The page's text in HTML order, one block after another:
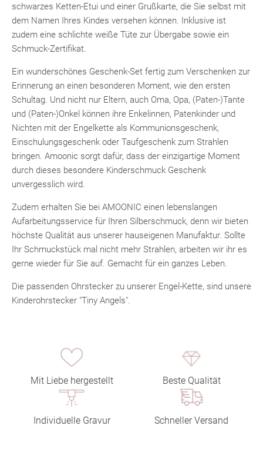
schwarzes Ketten-Etui und einer Grußkarte, die Sie selbst mit
dem Namen Ihres Kindes versehen können. Inklusive ist
zudem eine schlichte weiße Tüte zur Übergabe sowie ein
Schmuck-Zertifikat.
Ein wunderschönes Geschenk-Set fertig zum Verschenken zur
Erinnerung an einen besonderen Moment, wie den ersten
Schultag. Und nicht nur Eltern, auch Oma, Opa, (Paten-)Tante
und (Paten-)Onkel können ihre Enkelinnen, Patenkinder und
Nichten mit der Engelkette als Kommunionsgeschenk,
Einschulungsgeschenk oder Taufgeschenk zum Strahlen
bringen. Amoonic sorgt dafür, dass der einzigartige Moment
durch dieses besondere Kinderschmuck Geschenk
unvergesslich wird.
Zudem erhalten Sie bei AMOONIC einen lebenslangen
Aufarbeitungsservice für Ihren Silberschmuck, denn wir bieten
höchste Qualität aus unserer hauseigenen Manufaktur. Sollte
Ihr Schmuckstück mal nicht mehr Strahlen, arbeiten wir ihr es
gerne wieder für Sie auf. Gemacht für ein ganzes Leben.
Die passenden Ohrstecker zu unserer Engel-Kette, sind unsere
Kinderohrstecker "Tiny Angels".
Mit Liebe hergestellt Beste Qualität
Individuelle Gravur Schneller Versand